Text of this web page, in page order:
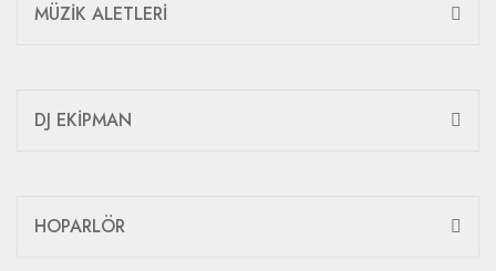
MÜZİK ALETLERİ
DJ EKİPMAN
HOPARLÖR